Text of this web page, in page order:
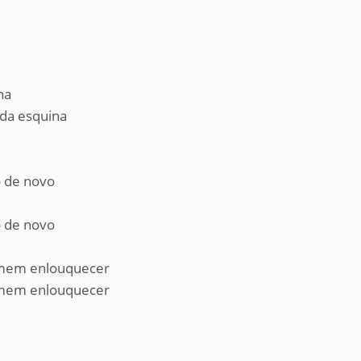
esquina
de novo
de novo
enlouquecer
enlouquecer